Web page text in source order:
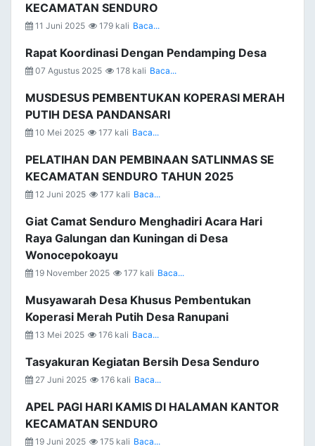
KECAMATAN SENDURO
11 Juni 2025 179 kali Baca...
Rapat Koordinasi Dengan Pendamping Desa
07 Agustus 2025 178 kali Baca...
MUSDESUS PEMBENTUKAN KOPERASI MERAH
PUTIH DESA PANDANSARI
10 Mei 2025 177 kali Baca...
PELATIHAN DAN PEMBINAAN SATLINMAS SE
KECAMATAN SENDURO TAHUN 2025
12 Juni 2025 177 kali Baca...
Giat Camat Senduro Menghadiri Acara Hari
Raya Galungan dan Kuningan di Desa
Wonocepokoayu
19 November 2025 177 kali Baca...
Musyawarah Desa Khusus Pembentukan
Koperasi Merah Putih Desa Ranupani
13 Mei 2025 176 kali Baca...
Tasyakuran Kegiatan Bersih Desa Senduro
27 Juni 2025 176 kali Baca...
APEL PAGI HARI KAMIS DI HALAMAN KANTOR
KECAMATAN SENDURO
19 Juni 2025 175 kali Baca...